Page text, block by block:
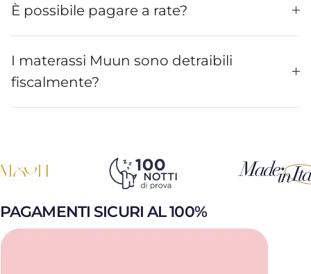
È possibile pagare a rate?
I materassi Muun sono detraibili
fiscalmente?
PAGAMENTI SICURI AL 100%